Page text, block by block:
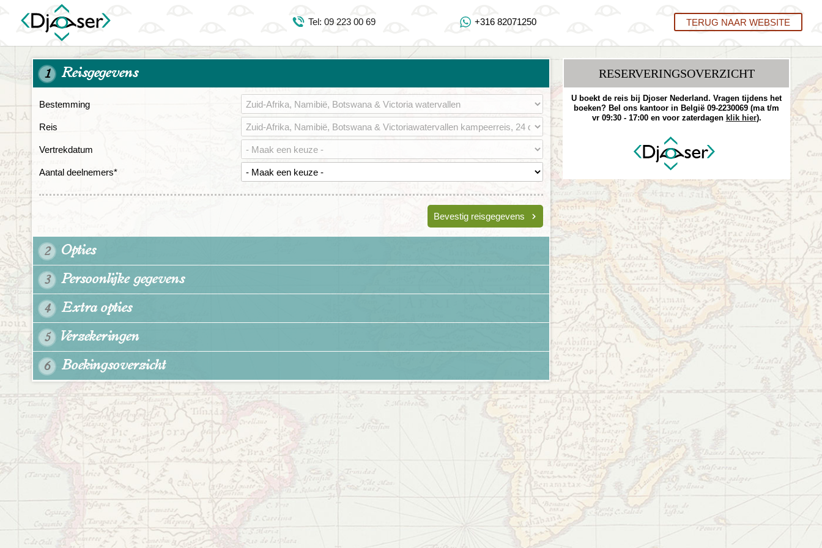
Tel: 09 223 00 69
https://www.youtube.com/user/DjoserWebsite
https://www.instagram.com/djoser_reizen/
Tel: 09 223 00 69 +316 82071250 TERUG NAAR WEBSITE
1 Reisgegevens
Bestemming
Reis
Vertrekdatum
Aantal deelnemers*
Bevestig reisgegevens
2 Opties
3 Persoonlijke gegevens
4 Extra opties
5 Verzekeringen
6 Boekingsoverzicht
RESERVERINGS­OVERZICHT
U boekt de reis bij Djoser Nederland. Vragen tijdens het
boeken? Bel ons kantoor in België 09-2230069 (ma t/m
vr 09:30 - 17:00 en voor zaterdagen klik hier).